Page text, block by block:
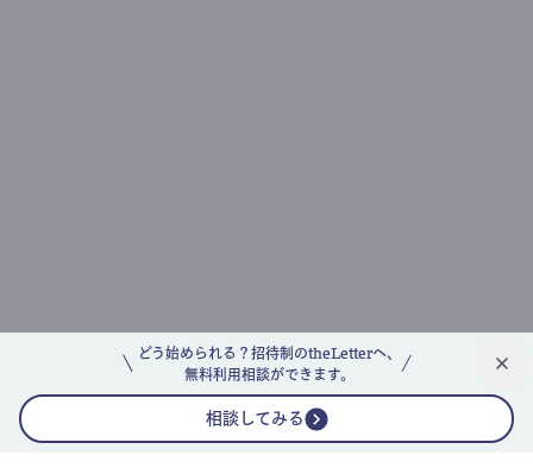
どう始められる？招待制のtheLetterへ、
無料利用相談ができます。
相談してみる